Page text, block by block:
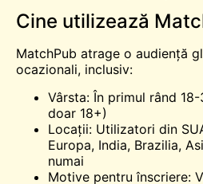
Cine utilizează
MatchPub atrage o audiență
ocazionali, inclusiv:
Vârsta: În primul rând
doar 18+)
Locații: Utilizatori din
Europa, India, Brazilia,
numai
Motive pentru înscriere: